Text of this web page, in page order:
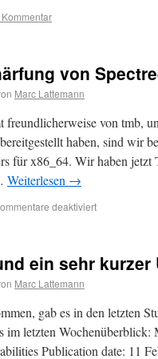
Kommentar
von
Marc Lattemann
von tmb,
haben, sind wir
für x86_64. Wir haben
Weiterlesen →
deaktiviert
ein sehr
Marc Lattemann
gab es in den letzten
im letzten
Publication date: 11